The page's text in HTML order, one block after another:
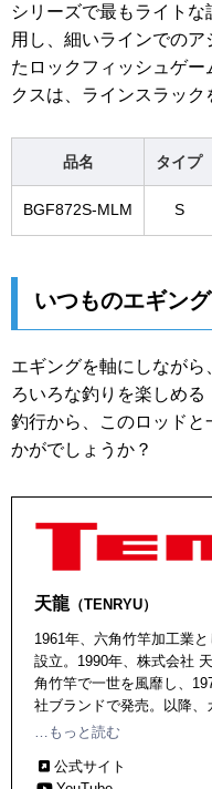
シリーズで最もライト
用し、細いラインでの
たロックフィッシュゲ
クスは、ラインスラック
品名 タイプ
BGF872S-MLM S
いつものエギン
エギングを軸にしなが
ろいろな釣りを楽しめ
釣行から、このロッド
かがでしょうか？
天龍 （TENRYU）
1961年、六角竹竿加工業
設立。1990年、株式会社
角竹竿で一世を風靡し、
社ブランドで発売。以降、
ーズを先読みしたアイテ
トジギングでは「ホライ
…もっと読む
公式サイト